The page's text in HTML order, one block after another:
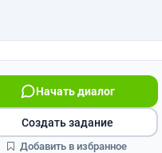
Начать диалог
Создать задание
Добавить в избранное